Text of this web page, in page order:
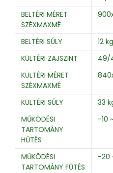
BELTÉRI MÉRET
SZÉXMAXMÉ
BELTÉRI SÚLY
12 kg
KÜLTÉRI ZAJSZINT
49/
KÜLTÉRI MÉRET
SZÉXMAXMÉ
KÜLTÉRI SÚLY
33
MŰKÖDÉSI
TARTOMÁNY
HŰTÉS
-10
MŰKÖDÉSI
TARTOMÁNY FŰTÉS
-20